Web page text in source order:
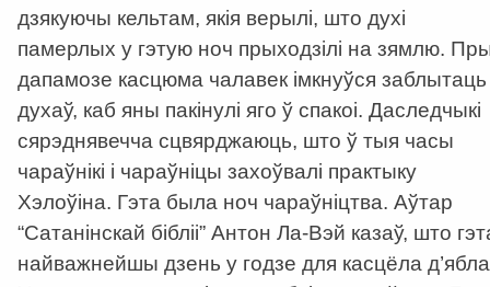
дзякуючы кельтам, якія верылі, што духі
памерлых у гэтую ноч прыходзілі на зямлю.
дапамозе касцюма чалавек імкнуўся заблытаць
духаў, каб яны пакінулі яго ў спакоі. Даследчыкі
сярэднявечча сцвярджаюць, што ў тыя часы
чараўнікі і чараўніцы захоўвалі практыку
Хэлоўіна. Гэта была ноч чараўніцтва. Аўтар
“Сатанінскай бібліі” Антон Ла-Вэй казаў, што
найважнейшы дзень у годзе для касцёла